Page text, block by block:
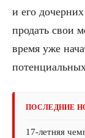
и его
продать свои
время уже
ПОСЛЕДНИЕ
17-летняя